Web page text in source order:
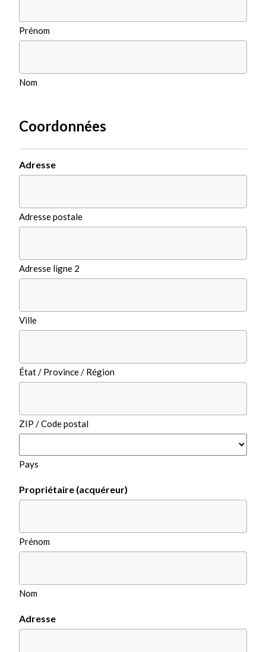
Prénom
Nom
Coordonnées
Adresse
Adresse postale
Adresse ligne 2
Ville
État / Province / Région
ZIP / Code postal
Pays
Propriétaire (acquéreur)
Prénom
Nom
Adresse